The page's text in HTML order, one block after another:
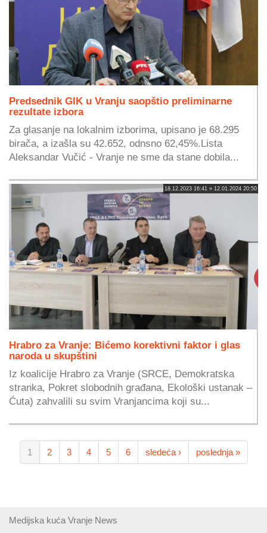
Predsednik GIK u Vranju saopštio preliminarne
rezultate izbora
Za glasanje na lokalnim izborima, upisano je 68.295
birača, a izašla su 42.652, odnsno 62,45%.Lista
Aleksandar Vučić - Vranje ne sme da stane dobila...
18.12.2023 16:41 » 12.01.2024 20:50
Hrabro za Vranje: Bićemo korektivni faktor i glas
naroda u skupštini
Iz koalicije Hrabro za Vranje (SRCE, Demokratska
stranka, Pokret slobodnih građana, Ekološki ustanak –
Ćuta) zahvalili su svim Vranjancima koji su...
1 2 3 4 5 6 sledeća › poslednja »
Medijska kuća Vranje News